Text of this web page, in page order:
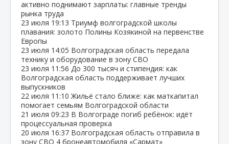
активно поднимают зарплаты: главные тренды
рынка труда
23 июля 19:13 Триумф волгоградской школы
плавания: золото Полины Козякиной на первенстве
Европы
23 июля 14:05 Волгоградская область передала
технику и оборудование в зону СВО
23 июля 11:56 До 300 тысяч и стипендия: как
Волгоградская область поддерживает лучших
выпускников
22 июля 11:10 Жильё стало ближе: как маткапитал
помогает семьям Волгоградской области
21 июля 09:23 В Волгограде погиб ребёнок: идёт
процессуальная проверка
20 июля 16:37 Волгоградская область отправила в
зону СВО 4 бронеавтомобиля «Сармат»